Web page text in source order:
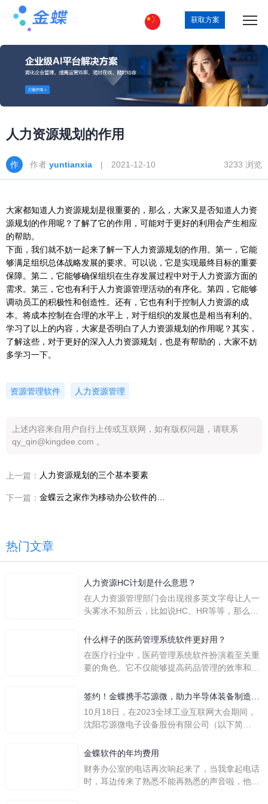
获取方案
人力资源规划的作用
作者 yuntianxia | 2021-12-10 3233 浏览
大家都知道人力资源规划是很重要的，那么，大家又是否知道人力资
源规划的作用呢？了解了它的作用，可能对于更好的利用会产生相应
的帮助。
下面，我们就不妨一起来了解一下人力资源规划的作用。第一，它能
够满足组织总体战略发展的要求。可以说，它是实现最终目标的重要
保障。第二，它能够确保组织在生存发展过程中对于人力资源方面的
需求。第三，它也有利于人力资源管理活动的有序化。第四，它能够
调动员工的积极性和创造性。还有，它也有利于控制人力资源的成
本。将成本控制在合理的水平上，对于组织的发展也是相当有利的。
学习了以上的内容，大家是否明白了人力资源规划的作用呢？其实，
了解这些，对于更好的深入人力资源规划，也是有帮助的，大家不妨
多学习一下。
资源管理软件 人力资源管理
上述内容来自用户自行上传或互联网，如有版权问题，请联系
qy_qin@kingdee.com 。
上一篇： 人力资源规划的三个基本要素
下一篇：
热门文章
人力资源HC计划是什么意思？
在人力资源管理部门会出现很多英文字母让人一
头雾水不知所云，比如说HC、HR等等，那么它
么呢？
什么样子的医药管理系统软件更好用？
在医疗行业中，医药管理系统软件扮演着至关重
要的角色。它不仅能够提高药品管理的效率和准
一个好用的医药管理系统软件应具备以下特点。
地进行操作。 复杂的
签约！金蝶携手芯源微，助力半导体装备制造领
先企业迈向世界
10月18日，在2023全球工业互联网大会期间，
沈阳芯源微电子设备股份有限公司（以下简
下简称“金蝶”）在辽宁沈阳签署战略合作协议。
营管控平台，从而实现公司产研一体化、业财一
体化，提升公司整体业务水平。
金蝶软件的年均费用
财务办公室的电话再次响起来了，当我拿起电话
时，耳边传来了熟悉不能再熟悉的声音啦，他就